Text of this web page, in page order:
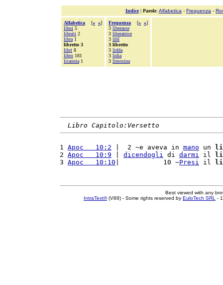
Indice| Parole: Alfabetica - Frequenza -
Alfabetica [« »]
libni 5
libniti 2
libra 1
libretto 3
libri 8
libro 181
licaonia 1
Frequenza [« »]
3 liberasse
3 liberatrice
3 libî
3 libretto
3 lidda
3 lidia
3 limosina
Libro Capitolo:Versetto
1 Apoc   10:2 |  2 ~e aveva in mano un
2 Apoc   10:9 dicendogli di darmi il
3 Apoc   10:10 |           10 ~Presi il
Best viewed with any
IntraText®(V89) - Some rights reserved by EuloTech SRL -